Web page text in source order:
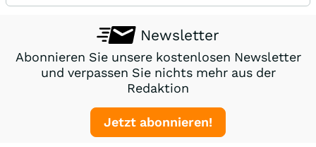
Newsletter
Abonnieren Sie unsere kostenlosen Newsletter
und verpassen Sie nichts mehr aus der
Redaktion
Jetzt abonnieren!